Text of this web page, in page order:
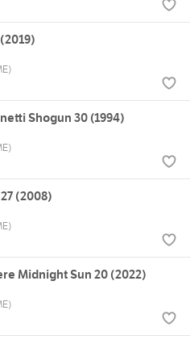
Shogun 30 (1994)
(2008)
Midnight Sun 20 (2022)